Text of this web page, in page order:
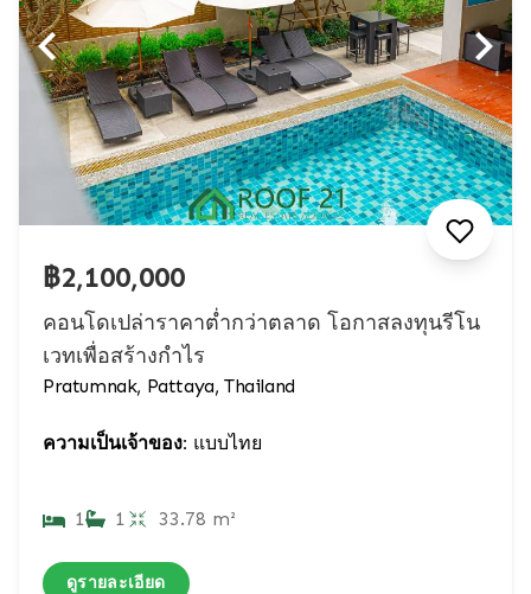
฿2,100,000
คอนโดเปล่าราคาต่ำกว่าตลาด โอกาสลงทุนรีโน
เวทเพื่อสร้างกำไร
Pratumnak, Pattaya, Thailand
ความเป็นเจ้าของ: แบบไทย
1 1 33.78 m²
ดูรายละเอียด